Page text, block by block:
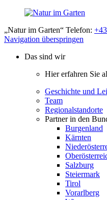
„Natur im Garten“ Telefon:
Navigation überspringen
Das sind wir
Hier erfahren Sie
Geschichte und
Team
Regionalstandorte
Partner in den
Burgenland
Kärnten
Salzburg
Steiermark
Tirol
Vorarlberg